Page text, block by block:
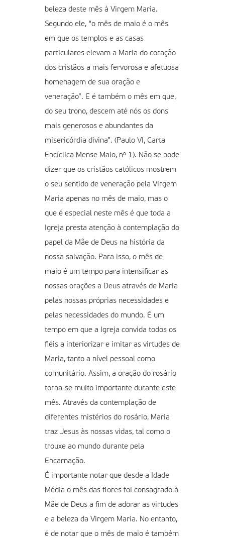
beleza deste mês à Virgem Maria.
Segundo ele, “o mês de maio é o mês
em que os templos e as casas
particulares elevam a Maria do coração
dos cristãos a mais fervorosa e afetuosa
homenagem de sua oração e
veneração”. E é também o mês em que,
do seu trono, descem até nós os dons
mais generosos e abundantes da
misericórdia divina”. (Paulo VI, Carta
Encíclica Mense Maio, nº 1). Não se pode
dizer que os cristãos católicos mostrem
o seu sentido de veneração pela Virgem
Maria apenas no mês de maio, mas o
que é especial neste mês é que toda a
Igreja presta atenção à contemplação do
papel da Mãe de Deus na história da
nossa salvação. Para isso, o mês de
maio é um tempo para intensificar as
nossas orações a Deus através de Maria
pelas nossas próprias necessidades e
pelas necessidades do mundo. É um
tempo em que a Igreja convida todos os
fiéis a interiorizar e imitar as virtudes de
Maria, tanto a nível pessoal como
comunitário. Assim, a oração do rosário
torna-se muito importante durante este
mês. Através da contemplação de
diferentes mistérios do rosário, Maria
traz Jesus às nossas vidas, tal como o
trouxe ao mundo durante pela
Encarnação.
É importante notar que desde a Idade
Média o mês das flores foi consagrado à
Mãe de Deus a fim de adorar as virtudes
e a beleza da Virgem Maria. No entanto,
é de notar que o mês de maio é também